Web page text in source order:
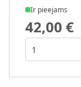
Ir pieejams
42,00 €